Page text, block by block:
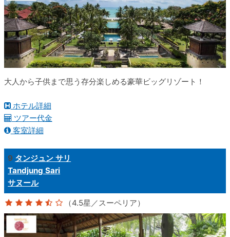
大人から子供まで思う存分楽しめる豪華ビッグリゾート！
ホテル詳細
ツアー代金
客室詳細
9 タンジュン サリ
Tandjung Sari
サヌール
（4.5星／スーペリア）